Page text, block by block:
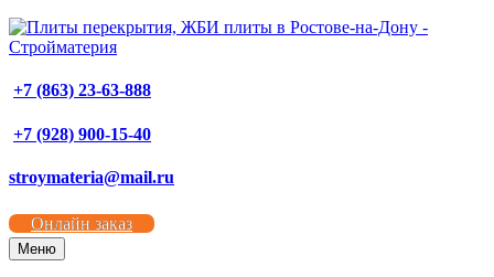
+7 (863) 23-63-888
+7 (928) 900-15-40
stroymateria@mail.ru
Онлайн заказ
Меню